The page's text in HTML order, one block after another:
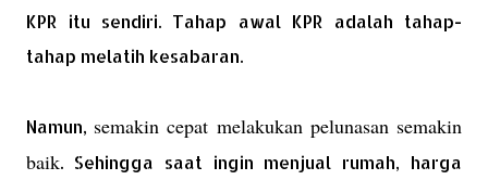
KPR itu sendiri. Tahap awal KPR adalah tahap-
tahap melatih kesabaran.
Namun, semakin cepat melakukan pelunasan semakin
baik. Sehingga saat ingin menjual rumah, harga